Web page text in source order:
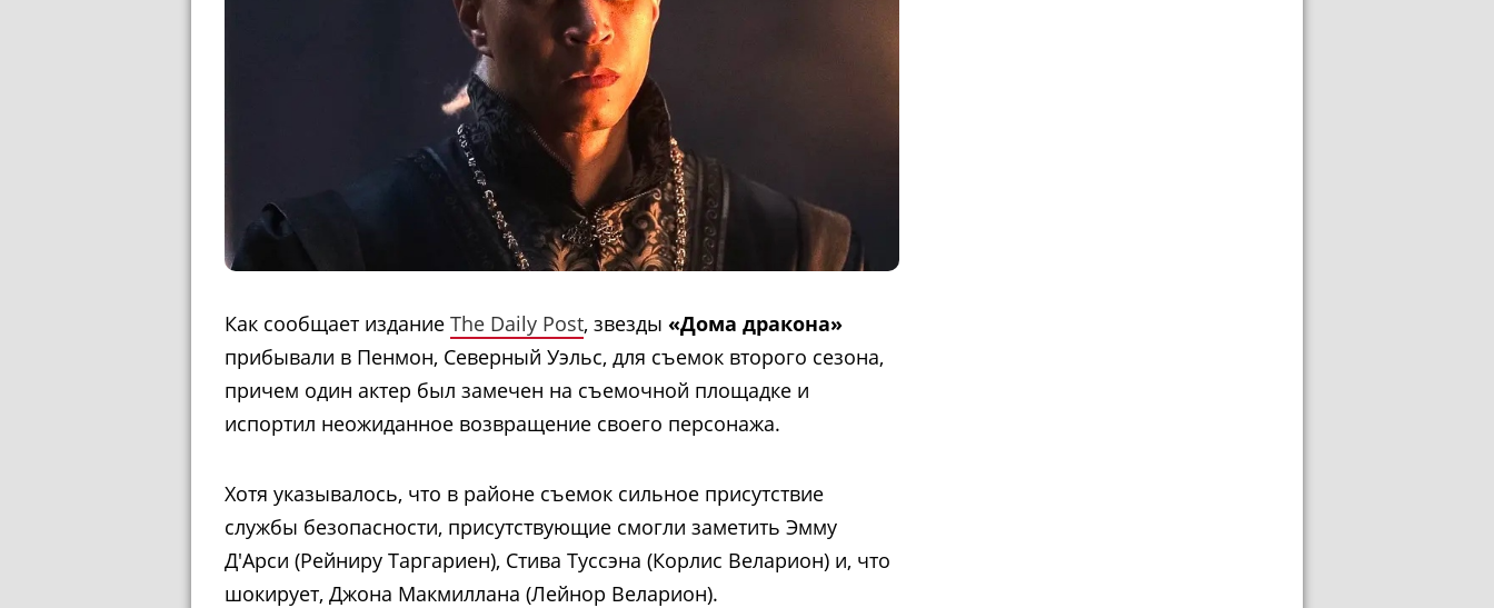
Как сообщает издание The Daily Post, звезды «Дома дракона»
прибывали в Пенмон, Северный Уэльс, для съемок второго сезона,
причем один актер был замечен на съемочной площадке и
испортил неожиданное возвращение своего персонажа.
Хотя указывалось, что в районе съемок сильное присутствие
службы безопасности, присутствующие смогли заметить Эмму
Д'Арси (Рейниру Таргариен), Стива Туссэна (Корлис Веларион) и, что
шокирует, Джона Макмиллана (Лейнор Веларион).